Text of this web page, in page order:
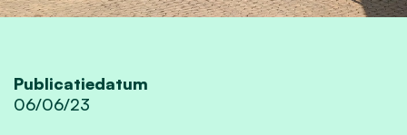
Publicatiedatum
06/06/23